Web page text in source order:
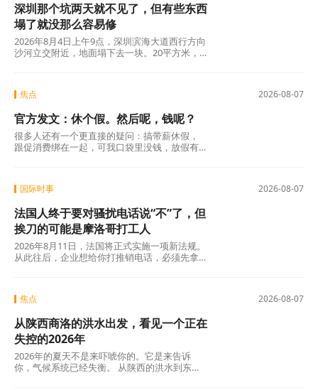
深圳那个坑两天就不见了，但有些东西
塌了就没那么容易修
2026年8月4日上午9点，深圳滨海大道西行方向
沙河立交附近，地面塌下去一块。20平方米，
2026-08-07
焦点
官方发文：休个假。然后呢，钱呢？
很多人还有一个更直接的疑问：搞带薪休假，
跟促消费绑在一起，可我口袋里没钱，放假有
贷、交完孩子学费，剩下的钱得精打细算，你
2026-08-07
国际时事
法国人终于要对骚扰电话说“不”了，但
挨刀的可能是摩洛哥打工人
2026年8月11日，法国将正式实施一项新法规。
从此往后，企业想给你打推销电话，必须先拿
费者协会UFC-Que Choisir的调查更扎心：97%
的人说每天都会在手机上接到此类电话。可以
说，全法国几乎找不到一个没被骚扰电话烦过
的人。
2026-08-07
焦点
从陕西商洛的洪水出发，看见一个正在
失控的2026年
2026年的夏天不是来吓唬你的。它是来告诉
你，气候系统已经失衡。 从陕西的洪水到东北